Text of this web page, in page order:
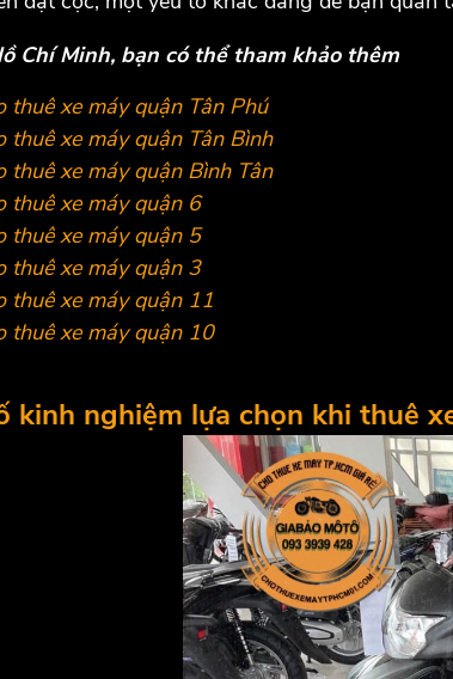
Chí Minh, bạn có thể tham khảo thêm
thuê xe máy quận Tân Phú
thuê xe máy quận Tân Bình
thuê xe máy quận Bình Tân
thuê xe máy quận 6
thuê xe máy quận 5
thuê xe máy quận 3
thuê xe máy quận 11
thuê xe máy quận 10
kinh nghiệm lựa chọn khi thuê